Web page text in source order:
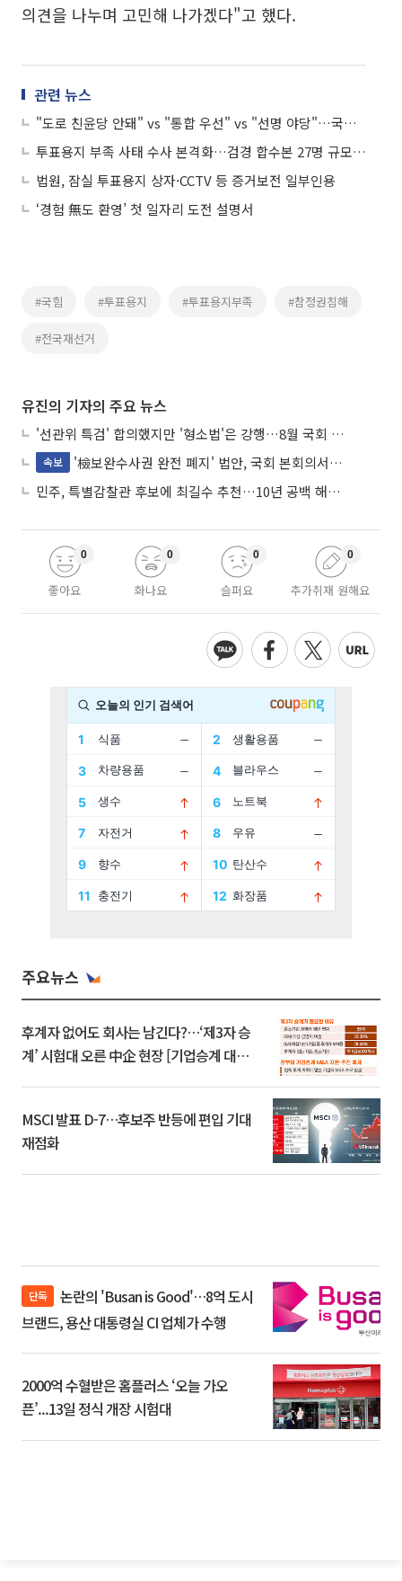
의견을 나누며 고민해 나가겠다"고 했다.
관련 뉴스
"도로 친윤당 안돼" vs "통합 우선" vs "선명 야당"…국힘 원내대표 3파전 격돌
투표용지 부족 사태 수사 본격화…검경 합수본 27명 규모 출범
법원, 잠실 투표용지 상자·CCTV 등 증거보전 일부인용
‘경험 無도 환영’ 첫 일자리 도전 설명서
#국힘 #투표용지 #투표용지부족 #참정권침해
#전국재선거
유진의 기자의 주요 뉴스
'선관위 특검' 합의했지만 '형소법'은 강행…8월 국회 '입법 2차전' 예고
속보
'檢보완수사권 완전 폐지' 법안, 국회 본회의서 민주당 주도 통과
민주, 특별감찰관 후보에 최길수 추천…10년 공백 해소 속도
좋아요
0
화나요
0
슬퍼요
0
추가취재 원해요
0
주요뉴스
후계자 없어도 회사는 남긴다?…‘제3자 승
계’ 시험대 오른 中企 현장 [기업승계 대전
MSCI 발표 D-7…후보주 반등에 편입 기대
재점화
단독
브랜드, 용산 대통령실 CI 업체가 수행
2000억 수혈받은 홈플러스 ‘오늘 가오
픈’...13일 정식 개장 시험대